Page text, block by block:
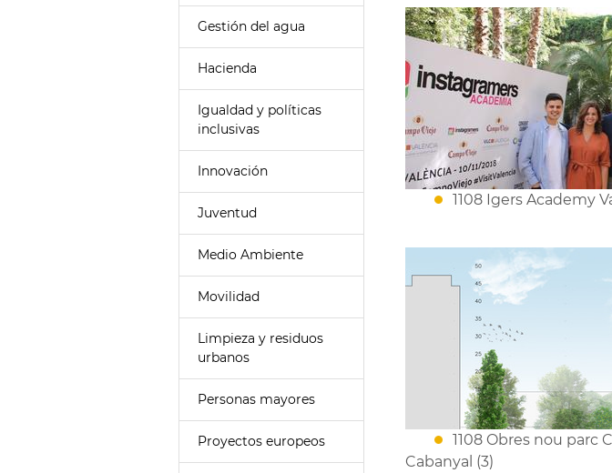
Gestión del agua
Hacienda
Igualdad y políticas
inclusivas
Innovación
Juventud
Medio Ambiente
Movilidad
Limpieza y residuos
urbanos
Personas mayores
Proyectos europeos
1108 Igers Academy
1108 Obres nou parc
Cabanyal (3)